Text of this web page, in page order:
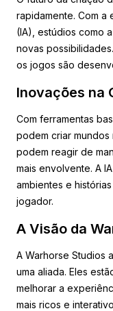
rapidamente. Com a
(IA), estúdios como
novas
os jogos são
Inovações na
Com ferramentas
podem criar mundos
podem reagir de
mais envolvente. A
ambientes e
jogador.
A Visão da
A Warhorse Studios
uma aliada. Eles
melhorar a
mais ricos e